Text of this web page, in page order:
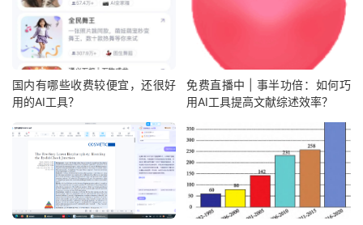
国内有哪些收费较便宜，还很好
用的AI工具？
免费直播中 | 事半功倍：如何巧
用AI工具提高文献综述效率？